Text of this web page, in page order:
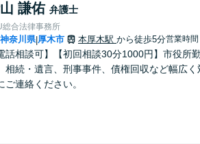
謙佑 弁護士
総合法律事務所
神奈川県|厚木市 本厚木駅 から徒歩5分営業時間
話相談可】【初回相談30分1000円】市役
相続・遺言、刑事事件、債権回収など幅広
ご連絡ください。